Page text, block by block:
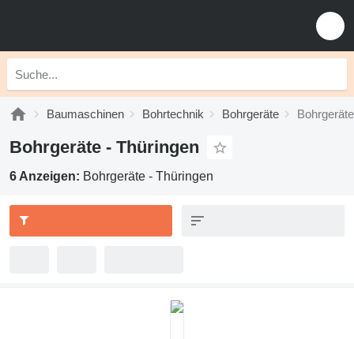
Baumaschinen Bohrtechnik Bohrgeräte
Bohrgeräte - Thüringen
6 Anzeigen: Bohrgeräte - Thüringen